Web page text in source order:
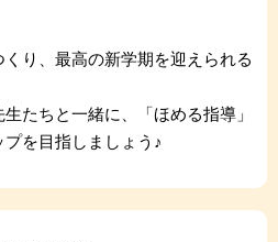
り、最高の新学期を迎えられる
たちと一緒に、「ほめる指導」
を目指しましょう♪